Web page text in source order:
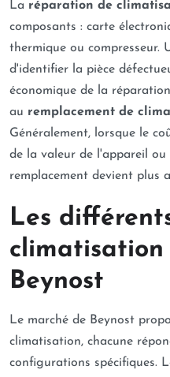
La réparation de
composants : carte
thermique ou compresseur.
d'identifier la pièce
économique de la
au remplacement de
Généralement, lorsque le
de la valeur de l'appareil ou
remplacement devient plus
Les
climatisation
Beynost
Le marché de Beynost
climatisation, chacune
configurations spécifiques.